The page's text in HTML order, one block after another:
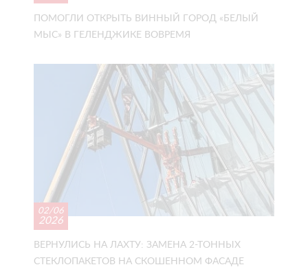
ПОМОГЛИ ОТКРЫТЬ ВИННЫЙ ГОРОД «БЕЛЫЙ
МЫС» В ГЕЛЕНДЖИКЕ ВОВРЕМЯ
02/06
2026
ВЕРНУЛИСЬ НА ЛАХТУ: ЗАМЕНА 2-ТОННЫХ
СТЕКЛОПАКЕТОВ НА СКОШЕННОМ ФАСАДЕ